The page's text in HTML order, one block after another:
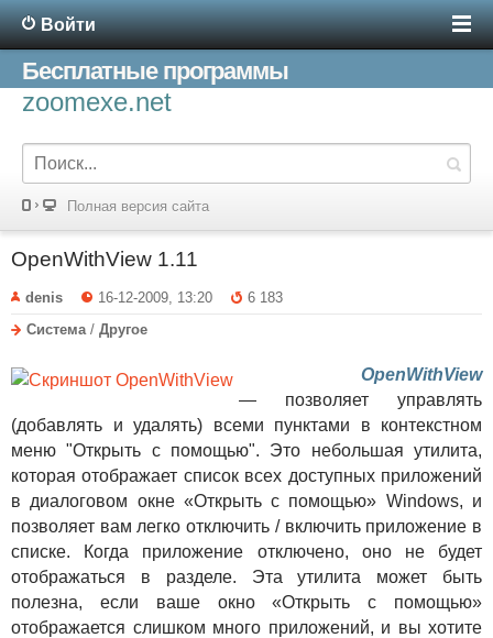
Войти
Бесплатные программы
zoomexe.net
Полная версия сайта
OpenWithView 1.11
denis 16-12-2009, 13:20
6 183
Система / Другое
OpenWithView
— позволяет управлять
(добавлять и удалять) всеми пунктами в контекстном
меню "Открыть с помощью". Это небольшая утилита,
которая отображает список всех доступных приложений
в диалоговом окне «Открыть с помощью» Windows, и
позволяет вам легко отключить / включить приложение в
списке. Когда приложение отключено, оно не будет
отображаться в разделе. Эта утилита может быть
полезна, если ваше окно «Открыть с помощью»
отображается слишком много приложений, и вы хотите